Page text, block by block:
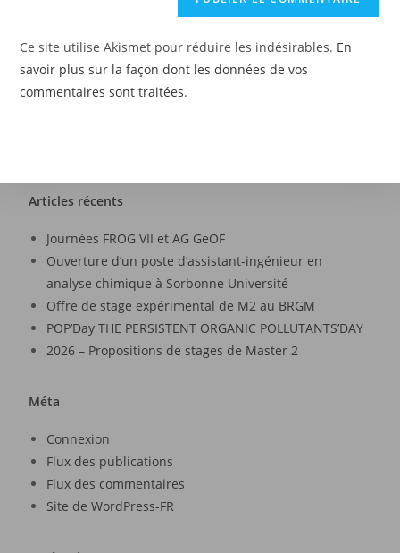
Ce site utilise Akismet pour réduire les indésirables. En
savoir plus sur la façon dont les données de vos
commentaires sont traitées.
Articles récents
Journées FROG VII et AG GeOF
Ouverture d’un poste d’assistant-ingénieur en
analyse chimique à Sorbonne Université
Offre de stage expérimental de M2 au BRGM
POP’Day THE PERSISTENT ORGANIC POLLUTANTS’DAY
2026 – Propositions de stages de Master 2
Méta
Connexion
Flux des publications
Flux des commentaires
Site de WordPress-FR